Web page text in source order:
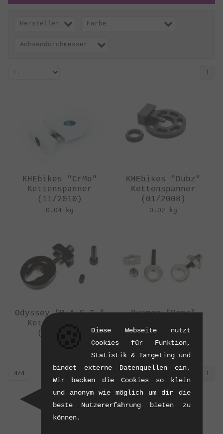
Hersteller Farbe
Achsendurchmesser
1
KHEbikes "CrMo"
Kettenspanner
(11/2010)
0.04 kg
KHEbikes "Dubz"
Kettenspanner
(01/2008)
0.02 kg
Odyssey "P.A.C.T."
Kettenspanner
(04/2011)
Quamen "Pops"
(04/2011)
0.03 kg
4/4 1
Diese Webseite nutzt
Cookies für Funktion,
Statistik & Targeting und
bindet externe Datenquellen ein.
Wir backen die Cookies so klein
und anonym wie möglich um dir die
beste Nutzererfahrung bieten zu
können.